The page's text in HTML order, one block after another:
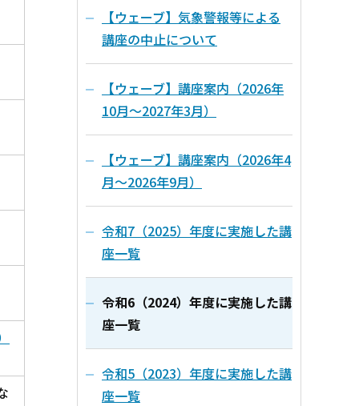
【ウェーブ】気象警報等による
講座の中止について
【ウェーブ】講座案内（2026年
10月～2027年3月）
【ウェーブ】講座案内（2026年4
月～2026年9月）
令和7（2025）年度に実施した講
座一覧
令和6（2024）年度に実施した講
座一覧
令和5（2023）年度に実施した講
座一覧